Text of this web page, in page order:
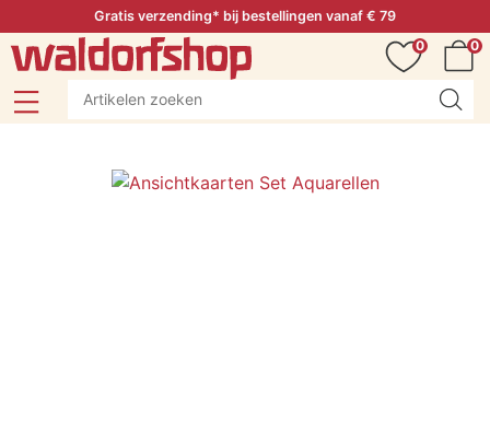
Gratis verzending* bij bestellingen vanaf € 79
0
0